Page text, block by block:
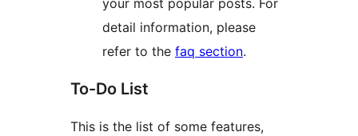
your most popular posts. For
detail information, please
refer to the faq section.
To-Do List
This is the list of some features,